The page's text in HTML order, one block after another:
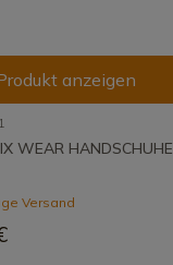
anzeigen
WEAR HANDSCHUHE
Versand